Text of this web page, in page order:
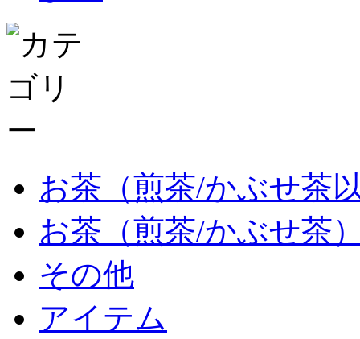
お茶（煎茶/かぶせ茶
お茶（煎茶/かぶせ茶
その他
アイテム